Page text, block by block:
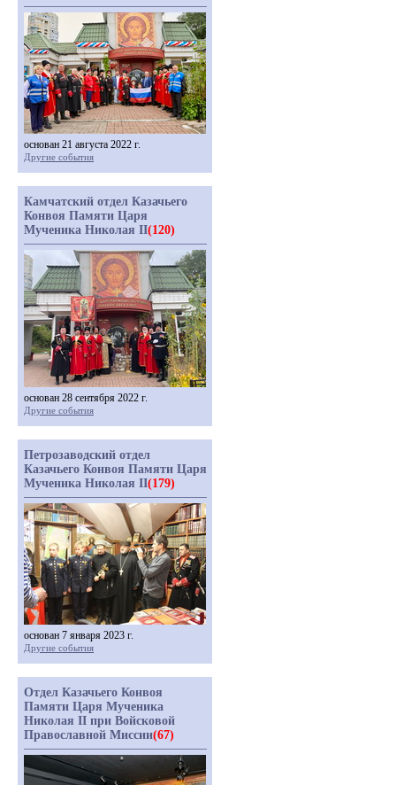
основан 21 августа 2022 г.
Другие события
Камчатский отдел Казачьего
Конвоя Памяти Царя
Мученика Николая II(120)
основан 28 сентября 2022 г.
Другие события
Петрозаводский отдел
Казачьего Конвоя Памяти Царя
Мученика Николая II(179)
основан 7 января 2023 г.
Другие события
Отдел Казачьего Конвоя
Памяти Царя Мученика
Николая II при Войсковой
Православной Миссии(67)